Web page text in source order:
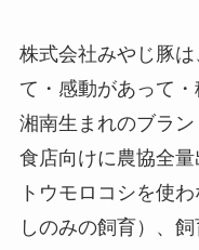
株式会社みやじ豚は
て・感動があって・
湘南生まれのブラ
食店向けに農協全量
トウモロコシを使
しのみの飼育）、